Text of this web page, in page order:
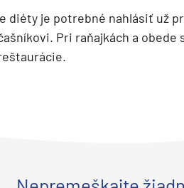
diéty je potrebné nahlásiť už
Pri raňajkách a obede